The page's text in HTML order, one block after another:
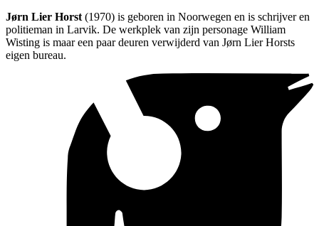
Jørn Lier Horst (1970) is geboren in Noorwegen en is schrijver en
politieman in Larvik. De werkplek van zijn personage William
Wisting is maar een paar deuren verwijderd van Jørn Lier Horsts
eigen bureau.